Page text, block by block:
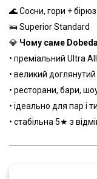
🌊 Сосни, гори +
🛌 Superior Standard
💎 Чому саме
• преміальний Ultra
• великий
• ресторани, бари,
• ідеально для пар і
• стабільна 5★ з